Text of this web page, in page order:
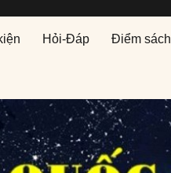
Hỏi-Đáp Điểm sách